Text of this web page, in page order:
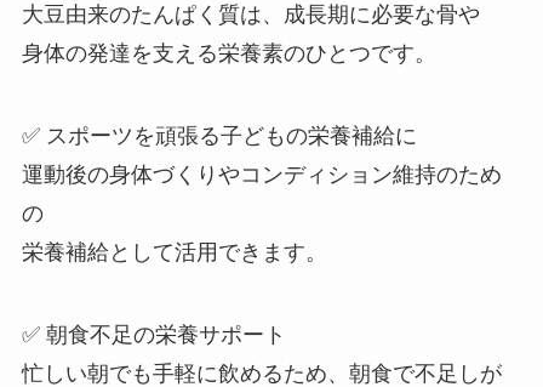
大豆由来のたんぱく質は、成長期に必要な骨や
身体の発達を支える栄養素のひとつです。
✅ スポーツを頑張る子どもの栄養補給に
運動後の身体づくりやコンディション維持のため
の
栄養補給として活用できます。
✅ 朝食不足の栄養サポート
忙しい朝でも手軽に飲めるため、朝食で不足しが